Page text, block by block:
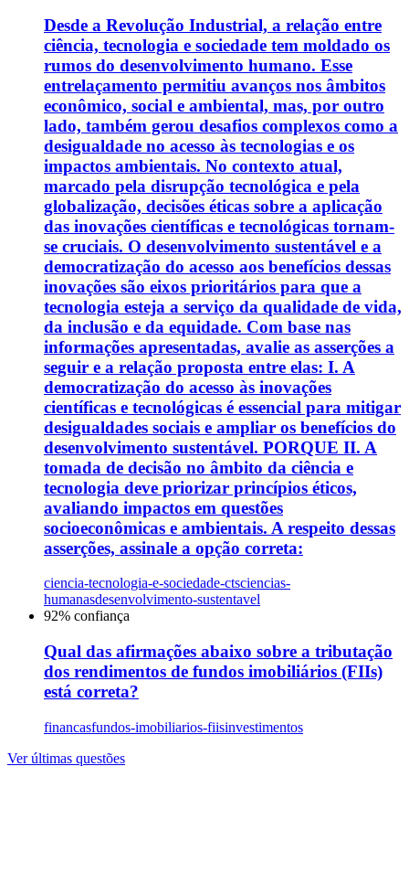
Desde a Revolução Industrial, a relação entre
ciência, tecnologia e sociedade tem moldado os
rumos do desenvolvimento humano. Esse
entrelaçamento permitiu avanços nos âmbitos
econômico, social e ambiental, mas, por outro
lado, também gerou desafios complexos como a
desigualdade no acesso às tecnologias e os
impactos ambientais. No contexto atual,
marcado pela disrupção tecnológica e pela
globalização, decisões éticas sobre a aplicação
das inovações científicas e tecnológicas tornam-
se cruciais. O desenvolvimento sustentável e a
democratização do acesso aos benefícios dessas
inovações são eixos prioritários para que a
tecnologia esteja a serviço da qualidade de vida,
da inclusão e da equidade. Com base nas
informações apresentadas, avalie as asserções a
seguir e a relação proposta entre elas: I. A
democratização do acesso às inovações
científicas e tecnológicas é essencial para mitigar
desigualdades sociais e ampliar os benefícios do
desenvolvimento sustentável. PORQUE II. A
tomada de decisão no âmbito da ciência e
tecnologia deve priorizar princípios éticos,
avaliando impactos em questões
socioeconômicas e ambientais. A respeito dessas
asserções, assinale a opção correta:
ciencia-tecnologia-e-sociedade-ctsciencias-
humanasdesenvolvimento-sustentavel
92% confiança
Qual das afirmações abaixo sobre a tributação
dos rendimentos de fundos imobiliários (FIIs)
está correta?
financasfundos-imobiliarios-fiisinvestimentos
Ver últimas questões